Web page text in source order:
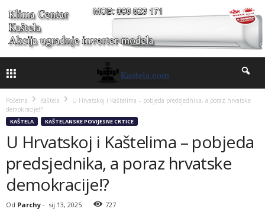
Početna Kaštela
U Hrvatskoj i Kaštelima – pobjeda predsjednika, a poraz hrvatske
demokracije!?
KAŠTELA KAŠTELANSKE POVIJESNE CRTICE
U Hrvatskoj i Kaštelima – pobjeda
predsjednika, a poraz hrvatske
demokracije!?
Od Parchy - sij 13, 2025 727